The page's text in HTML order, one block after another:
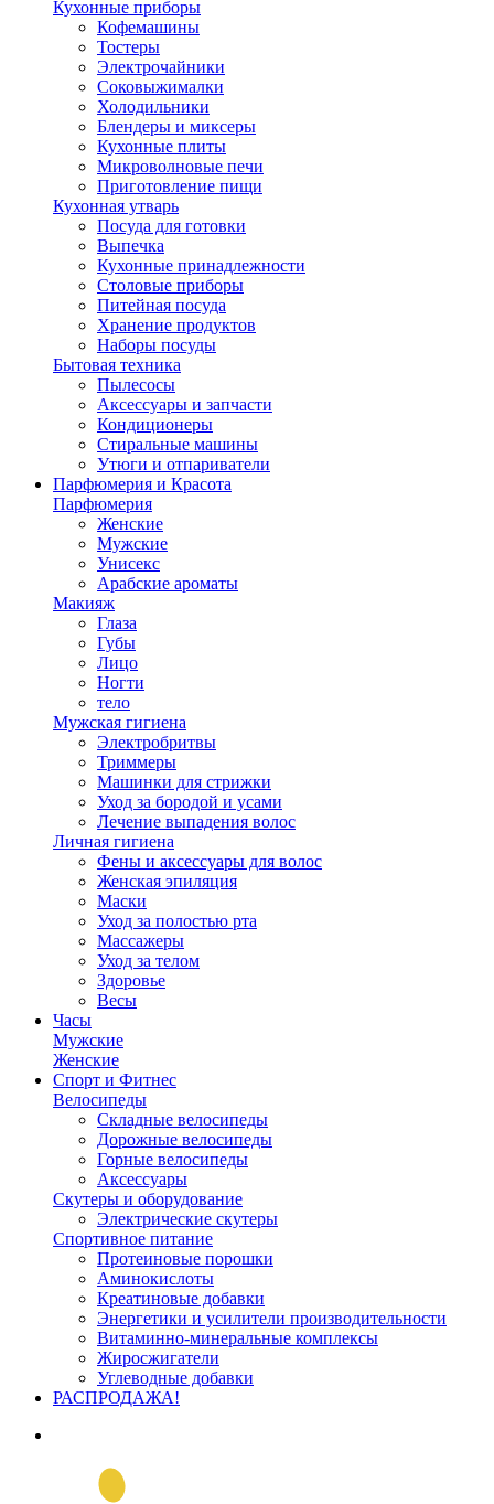
Кухонные приборы
Кофемашины
Тостеры
Электрочайники
Соковыжималки
Холодильники
Блендеры и миксеры
Кухонные плиты
Микроволновые печи
Приготовление пищи
Кухонная утварь
Посуда для готовки
Выпечка
Кухонные принадлежности
Столовые приборы
Питейная посуда
Хранение продуктов
Наборы посуды
Бытовая техника
Пылесосы
Аксессуары и запчасти
Кондиционеры
Стиральные машины
Утюги и отпариватели
Парфюмерия и Красота
Парфюмерия
Женские
Мужские
Унисекс
Арабские ароматы
Макияж
Глаза
Губы
Лицо
Ногти
тело
Мужская гигиена
Электробритвы
Триммеры
Машинки для стрижки
Уход за бородой и усами
Лечение выпадения волос
Личная гигиена
Фены и аксессуары для волос
Женская эпиляция
Маски
Уход за полостью рта
Массажеры
Уход за телом
Здоровье
Весы
Часы
Мужские
Женские
Спорт и Фитнес
Велосипеды
Складные велосипеды
Дорожные велосипеды
Горные велосипеды
Аксессуары
Скутеры и оборудование
Электрические скутеры
Спортивное питание
Протеиновые порошки
Аминокислоты
Креатиновые добавки
Энергетики и усилители производительности
Витаминно-минеральные комплексы
Жиросжигатели
Углеводные добавки
РАСПРОДАЖА!